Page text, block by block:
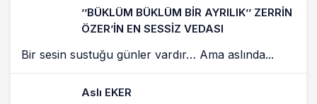
’’BÜKLÜM BÜKLÜM BİR AYRILIK’’ ZERRİN
ÖZER’İN EN SESSİZ VEDASI
Bir sesin sustuğu günler vardır… Ama aslında...
Aslı EKER